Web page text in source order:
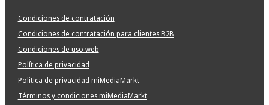
Condiciones de contratación
Condiciones de contratación para clientes B2B
Condiciones de uso web
Política de privacidad
Politica de privacidad miMediaMarkt
Términos y condiciones miMediaMarkt